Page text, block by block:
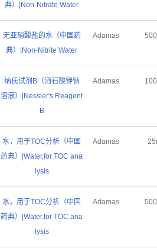
典）|Non-Nitrate Water
无亚硝酸盐的水（中国药
典）|Non-Nitrite Water
Adamas
纳氏试剂B（酒石酸钾钠
溶液）|Nessler's Reagent
B
Adamas
水，用于TOC分析（中国
药典）|Water,for TOC ana
lysis
Adamas
水，用于TOC分析（中国
药典）|Water,for TOC ana
lysis
Adamas